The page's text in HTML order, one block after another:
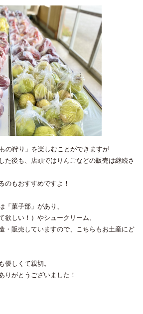
の狩り」を楽しむことができますが
た後も、店頭ではりんごなどの販売は継続さ
のもおすすめですよ！
「菓子部」があり、
欲しい！）やシュークリーム、
・販売していますので、こちらもお土産にど
優しくて親切。
りがとうございました！